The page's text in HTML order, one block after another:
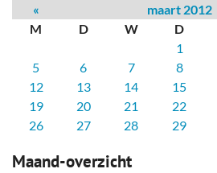
« maart 2012
M
D W D
1
5
6 7 8
12
13 14 15
19
20 21 22
26
27 28 29
Maand-overzicht